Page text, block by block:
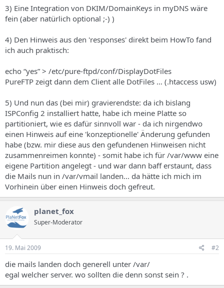
3) Eine Integration von DKIM/DomainKeys in myDNS wäre
fein (aber natürlich optional ;-) )
4) Den Hinweis aus den 'responses' direkt beim HowTo fand
ich auch praktisch:
echo “yes” > /etc/pure-ftpd/conf/DisplayDotFiles
PureFTP zeigt dann dem Client alle DotFiles … (.htaccess usw)
5) Und nun das (bei mir) gravierendste: da ich bislang
ISPConfig 2 installiert hatte, habe ich meine Platte so
partitioniert, wie es dafür sinnvoll war - da ich nirgendwo
einen Hinweis auf eine 'konzeptionelle' Änderung gefunden
habe (bzw. mir diese aus den gefundenen Hinweisen nicht
zusammenreimen konnte) - somit habe ich für /var/www eine
eigene Partition angelegt - und war dann baff erstaunt, dass
die Mails nun in /var/vmail landen... da hätte ich mich im
Vorhinein über einen Hinweis doch gefreut.
planet_fox
Super-Moderator
19. Mai 2009 #2
die mails landen doch generell unter /var/
egal welcher server. wo sollten die denn sonst sein ? .